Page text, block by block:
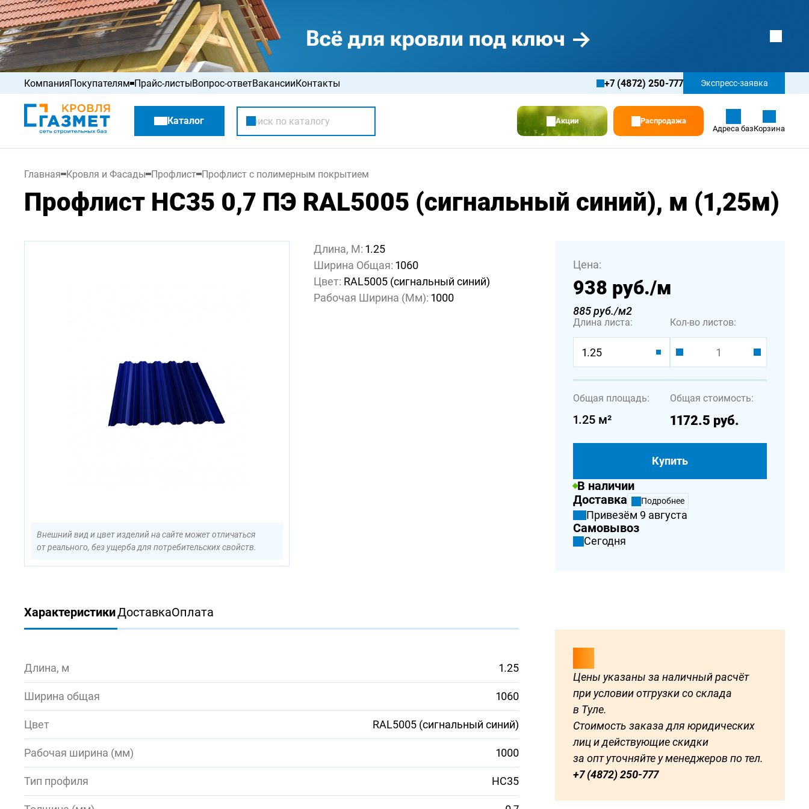
КомпанияПокупателям
Акции
Распродажа
Прайс-листыВопрос-ответВакансииКонтакты +7 (4872) 250-777 Экспресс-заявка
Каталог Акции
Распродажа
Адреса базКорзина
Главная Кровля и Фасады Профлист Профлист с полимерным покрытием
Профлист НС35 0,7 ПЭ RAL5005 (сигнальный синий), м (1,25м)
Внешний вид и цвет изделий на сайте может отличаться
от реального, без ущерба для потребительских свойств.
Длина, М: 1.25
Ширина Общая: 1060
Цвет: RAL5005 (сигнальный синий)
Рабочая Ширина (мм): 1000
Цена:
938 руб./м
885 руб./м2
Длина листа:
1.25
Кол-во листов:
Общая площадь:
1.25 м²
Общая стоимость:
1172.5 руб.
Купить
В наличии
Доставка
Подробнее
Привезём 9 августа
Самовывоз
Сегодня
ХарактеристикиДоставкаОплата
Длина, м 1.25
Ширина общая 1060
Цвет RAL5005 (сигнальный синий)
Рабочая ширина (мм) 1000
Тип профиля НС35
Цены указаны за наличный расчёт
при условии отгрузки со склада
в Туле.
Стоимость заказа для юридических
лиц и действующие скидки
за опт уточняйте у менеджеров по тел.
+7 (4872) 250-777